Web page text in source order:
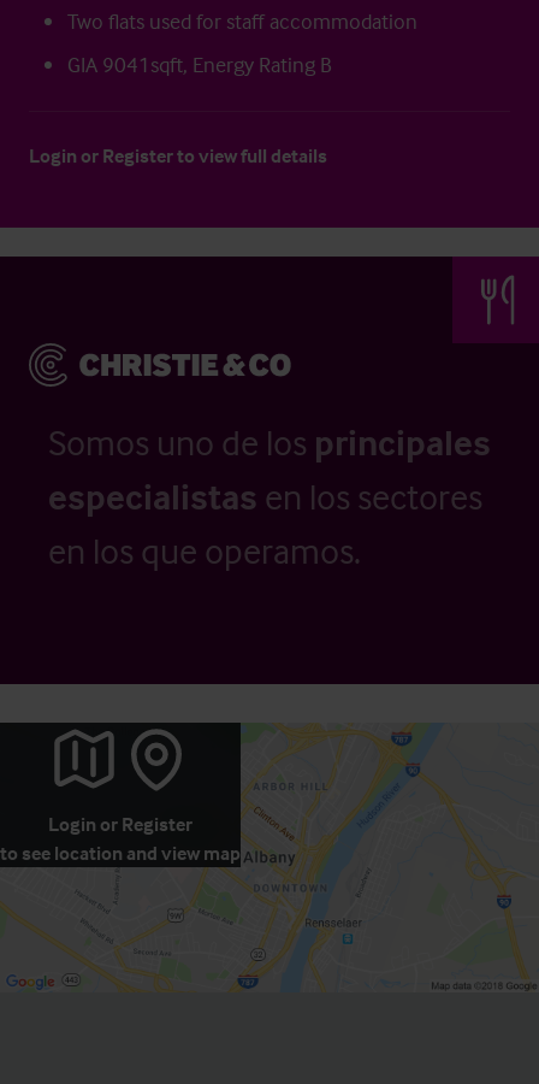
Two flats used for staff accommodation
GIA 9041sqft, Energy Rating B
Login or Registerto view full details
Somos uno de los principales
especialistas en los sectores
en los que operamos.
Login or Register
to see location and view map